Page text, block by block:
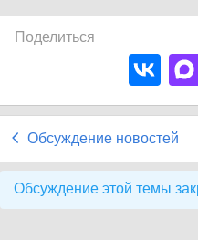
Поделиться
Обсуждение новостей
Обсуждение этой темы